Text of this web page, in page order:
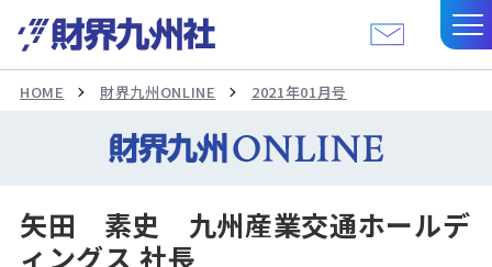
HOME 財界九州ONLINE 2021年01月号
矢田 素史 九州産業交通ホールデ
ィングス 社長